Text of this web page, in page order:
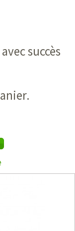
succès